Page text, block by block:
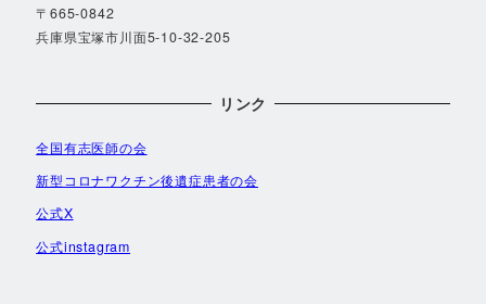
〒665-0842
兵庫県宝塚市川面5-10-32-205
リンク
全国有志医師の会
新型コロナワクチン後遺症患者の会
公式X
公式instagram